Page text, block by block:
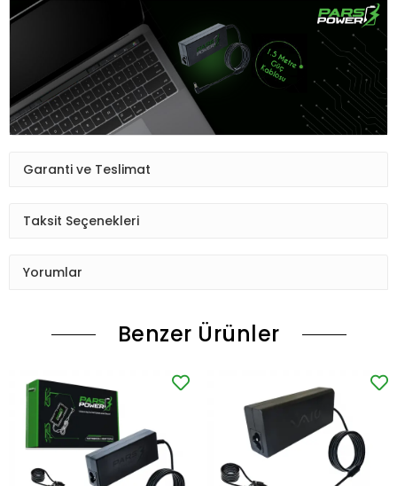
Garanti ve Teslimat
Taksit Seçenekleri
Yorumlar
Benzer Ürünler